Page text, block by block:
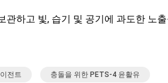
관하고 빛, 습기 및 공기에 과도한 노
전트 충돌을 위한 PETS-4 윤활유